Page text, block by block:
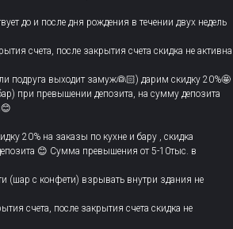
до и после дня рождения в течении двух недель
счета, после закрытия счета скидка не активна
подруга выходит замуж👰🏻) дарим скидку 20%🤩
при превышении депозита, на сумму депозита
20% на заказы по кухне и бару , скидка
😊 Сумма превышения от 5-10тыс. в
(шар с конфети) взрывать внутри здания не
счета, после закрытия счета скидка не